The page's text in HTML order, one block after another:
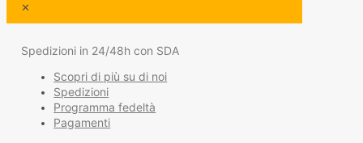
✕
Spedizioni in 24/48h con SDA
Scopri di più su di noi
Spedizioni
Programma fedeltà
Pagamenti